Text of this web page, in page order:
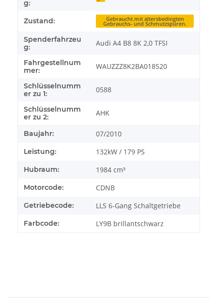
g:
Zustand: Gebraucht mit altersbedingten
Gebrauchs- und Schmutzspuren.
Spenderfahrzeu
g:
Audi A4 B8 8K 2,0 TFSI
Fahrgestellnum
mer:
WAUZZZ8K2BA018520
Schlüsselnumm
er zu 1:
0588
Schlüsselnumm
er zu 2:
AHK
Baujahr: 07/2010
Leistung: 132kW / 179 PS
Hubraum: 1984 cm³
Motorcode: CDNB
Getriebecode: LLS 6-Gang Schaltgetriebe
Farbcode: LY9B brillantschwarz